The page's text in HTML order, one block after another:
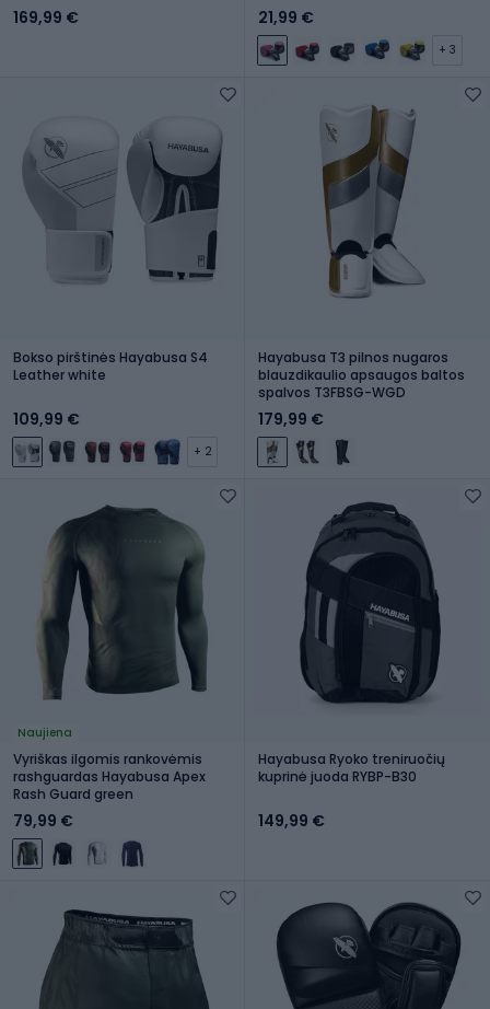
169,99 € 21,99 €
+ 3
Bokso pirštinės Hayabusa S4
Leather white
109,99 €
+ 2
Hayabusa T3 pilnos nugaros
blauzdikaulio apsaugos baltos
spalvos T3FBSG-WGD
179,99 €
Naujiena
Vyriškas ilgomis rankovėmis
rashguardas Hayabusa Apex
Rash Guard green
79,99 €
Hayabusa Ryoko treniruočių
kuprinė juoda RYBP-B30
149,99 €